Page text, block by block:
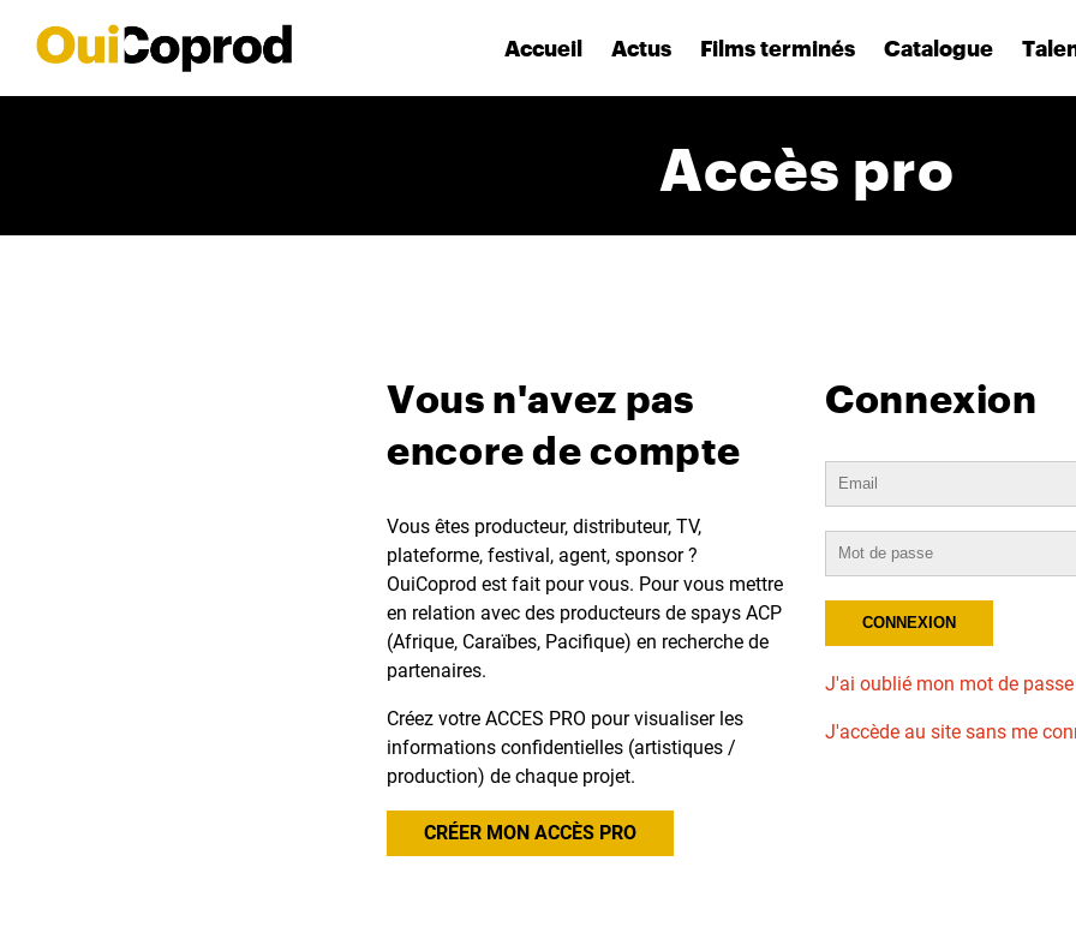
Accueil Actus Films terminés Catalogue
Accès pro
Vous n'avez pas
encore de compte
Vous êtes producteur, distributeur, TV,
plateforme, festival, agent, sponsor ?
OuiCoprod est fait pour vous. Pour vous mettre
en relation avec des producteurs de spays ACP
(Afrique, Caraïbes, Pacifique) en recherche de
partenaires.
Créez votre ACCES PRO pour visualiser les
informations confidentielles (artistiques /
production) de chaque projet.
CRÉER MON ACCÈS PRO
Connexion
J'ai oublié mon mot de passe
J'accède au site sans me